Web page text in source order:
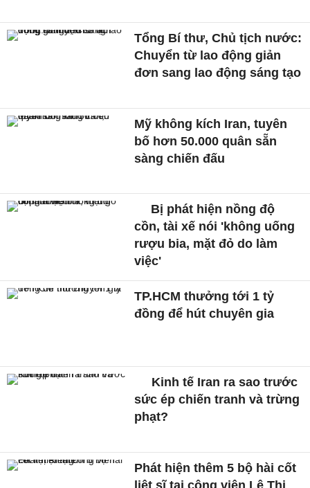
Tổng Bí thư, Chủ tịch nước:
Chuyển từ lao động giản
đơn sang lao động sáng tạo
Mỹ không kích Iran, tuyên
bố hơn 50.000 quân sẵn
sàng chiến đấu
Bị phát hiện nồng độ
cồn, tài xế nói 'không uống
rượu bia, mặt đỏ do làm
việc'
TP.HCM thưởng tới 1 tỷ
đồng để hút chuyên gia
Kinh tế Iran ra sao trước
sức ép chiến tranh và trừng
phạt?
Phát hiện thêm 5 bộ hài cốt
liệt sĩ tại công viên Lê Thị